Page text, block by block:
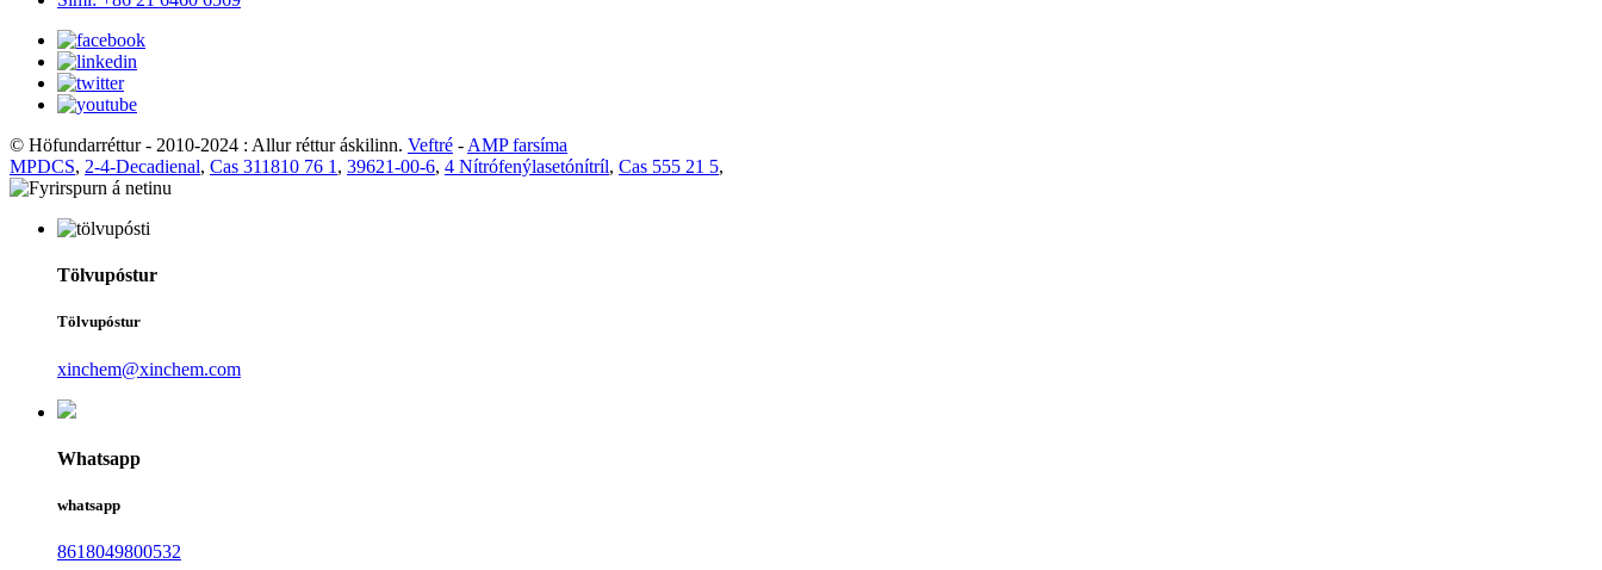
© Höfundarréttur - 2010-2024 : Allur réttur áskilinn. Veftré - AMP farsíma
MPDCS, 2-4-Decadienal, Cas 311810 76 1 , 39621-00-6, 4 Nítrófenýlasetónítríl, Cas 555 21 5,
Tölvupóstur
Tölvupóstur
xinchem@xinchem.com
Whatsapp
whatsapp
8618049800532